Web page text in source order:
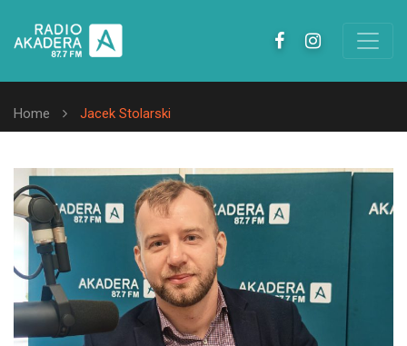
Home Jacek Stolarski